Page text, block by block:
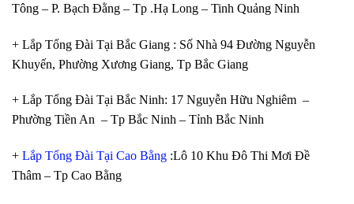
Tông – P. Bạch Đằng – Tp .Hạ Long – Tinh Quảng Ninh
+ Lắp Tổng Đài Tại Bắc Giang : Số Nhà 94 Đường Nguyễn
Khuyến, Phường Xương Giang, Tp Bắc Giang
+ Lắp Tổng Đài Tại Bắc Ninh: 17 Nguyễn Hữu Nghiêm –
Phường Tiền An – Tp Bắc Ninh – Tỉnh Bắc Ninh
+ Lắp Tổng Đài Tại Cao Bằng :Lô 10 Khu Đô Thi Mơi Đề
Thâm – Tp Cao Bằng